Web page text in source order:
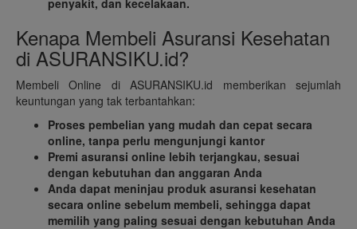
Kenapa Membeli Asuransi Kesehatan
di ASURANSIKU.id?
Membeli Online di ASURANSIKU.id memberikan sejumlah
keuntungan yang tak terbantahkan:
Proses pembelian yang mudah dan cepat secara
online, tanpa perlu mengunjungi kantor
Premi asuransi online lebih terjangkau, sesuai
dengan kebutuhan dan anggaran Anda
Anda dapat meninjau produk asuransi kesehatan
secara online sebelum membeli, sehingga dapat
memilih yang paling sesuai dengan kebutuhan Anda